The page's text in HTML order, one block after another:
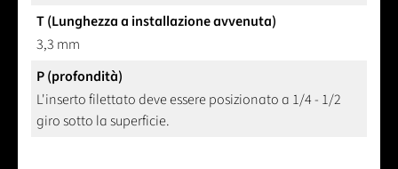
T (Lunghezza a installazione avvenuta)
3,3 mm
P (profondità)
L'inserto filettato deve essere posizionato a 1/4 - 1/2
giro sotto la superficie.